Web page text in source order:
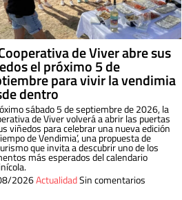
de Viver abre sus
el próximo 5 de
para vivir la vendimia
dentro
sábado 5 de septiembre de 2026, la
de Viver volverá a abrir las puertas
viñedos para celebrar una nueva edición
de Vendimia’, una propuesta de
que invita a descubrir uno de los
más esperados del calendario
2026ActualidadSin comentarios